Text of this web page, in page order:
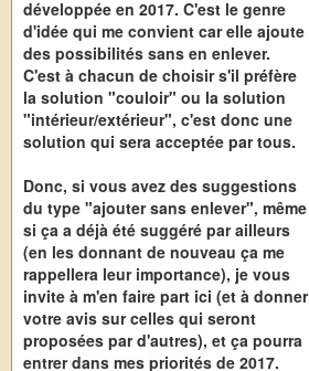
développée en 2017. C'est le genre
d'idée qui me convient car elle ajoute
des possibilités sans en enlever.
C'est à chacun de choisir s'il préfère
la solution "couloir" ou la solution
"intérieur/extérieur", c'est donc une
solution qui sera acceptée par tous.
Donc, si vous avez des suggestions
du type "ajouter sans enlever", même
si ça a déjà été suggéré par ailleurs
(en les donnant de nouveau ça me
rappellera leur importance), je vous
invite à m'en faire part ici (et à donner
votre avis sur celles qui seront
proposées par d'autres), et ça pourra
entrer dans mes priorités de 2017.